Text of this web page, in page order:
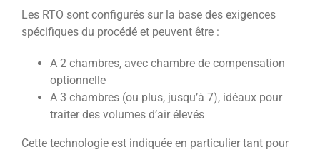
Les RTO sont configurés sur la base des exigences
spécifiques du procédé et peuvent être :
A 2 chambres, avec chambre de compensation
optionnelle
A 3 chambres (ou plus, jusqu’à 7), idéaux pour
traiter des volumes d’air élevés
Cette technologie est indiquée en particulier tant pour